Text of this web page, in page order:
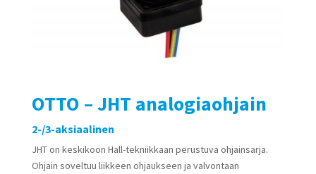
OTTO – JHT analogiaohjain
2-/3-aksiaalinen
JHT on keskikoon Hall-tekniikkaan perustuva ohjainsarja.
Ohjain soveltuu liikkeen ohjaukseen ja valvontaan